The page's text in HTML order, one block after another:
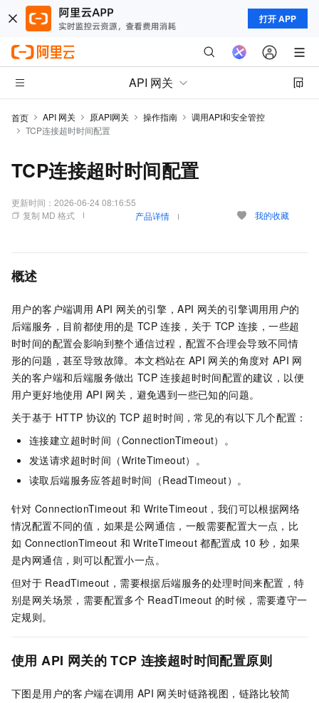
打开 APP
API 网关
首页 API 网关 原API网关 操作指南
调用API和安全管控
TCP连接超时时间配置
TCP连接超时时间配置
更新时间： 2026-06-24 08:16:55
复制 MD 格式
产品详情 我的收藏
概述
用户的客户端调用 API 网关的引擎，API 网关的引擎调用用户的
后端服务，目前都使用的是 TCP 连接，关于 TCP 连接，一些超
时时间的配置会影响到整个通信过程，配置不合理会导致不同情
形的问题，甚至导致故障。本文档站在 API 网关的角度对 API 网
关的客户端和后端服务做出 TCP 连接超时时间配置的建议，以便
用户更好地使用 API 网关，避免遇到一些已知的问题。
关于基于 HTTP 协议的 TCP 超时时间，常见的有以下几个配置：
连接建立超时时间（ConnectionTimeout）。
发送请求超时时间（WriteTimeout）。
读取后端服务应答超时时间（ReadTimeout）。
针对 ConnectionTimeout 和 WriteTimeout，我们可以根据网络
情况配置不同的值，如果是公网通信，一般需要配置大一点，比
如 ConnectionTimeout 和 WriteTimeout 都配置成 10 秒，如果
是内网通信，则可以配置小一点。
但对于 ReadTimeout，需要根据后端服务的处理时间来配置，特
别是网关场景，需要配置多个 ReadTimeout 的时候，需要遵守一
定规则。
使用 API 网关的 TCP 连接超时时间配置原则
下图是用户的客户端在调用 API 网关时链路视图，链路比较简